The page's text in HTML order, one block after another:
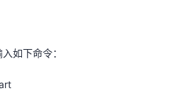
如下命令：